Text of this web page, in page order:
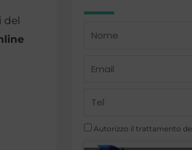
del
Name
Email
Telefono
Autorizzo il trattamento